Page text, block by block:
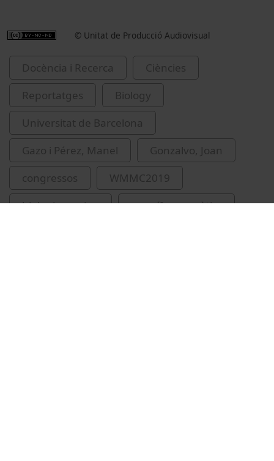
© Unitat de Producció Audiovisual
Docència i Recerca
Ciències
Reportatges
Biology
Universitat de Barcelona
Gazo i Pérez, Manel
Gonzalvo, Joan
congressos
WMMC2019
biologia marina
mamífers aquàtics